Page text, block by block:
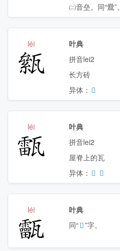
㈡音垒。同“䴎”。
𤮎
léi
叶典
拼音lei2
长方砖
异体： 𤮉
𤮚
léi
叶典
拼音lei2
屋脊上的瓦
异体： 𤮷 𤮸
𤮸
léi
叶典
同“𤮚”字。